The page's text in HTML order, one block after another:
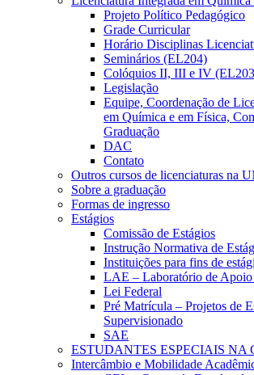
Projeto Político Pedagógico
Grade Curricular
Horário Disciplinas
Seminários (EL204)
Colóquios II, III e IV
Legislação
Equipe, Coordenação de
em Química e em Física,
Graduação
DAC
Contato
Outros cursos de licenciaturas na
Sobre a graduação
Formas de ingresso
Estágios
Comissão de Estágios
Instrução Normativa de
Instituições para fins de
LAE – Laboratório de Apoio
Lei Federal
Pré Matrícula – Projetos de
Supervisionado
SAE
ESTUDANTES ESPECIAIS NA
Intercâmbio e Mobilidade